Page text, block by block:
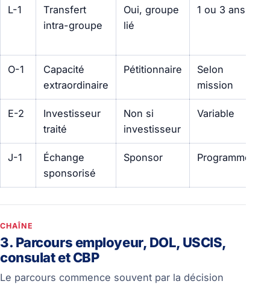
L-1
Transfert
intra-groupe
Oui, groupe
lié
1 ou 3 ans
O-1
Capacité
extraordinaire
Pétitionnaire
Selon
mission
E-2
Investisseur
traité
Non si
investisseur
Variable
J-1
Échange
sponsorisé
Sponsor Programme
CHAÎNE
3. Parcours employeur, DOL, USCIS,
consulat et CBP
Le parcours commence souvent par la décision